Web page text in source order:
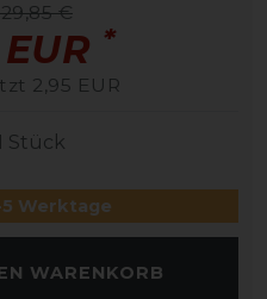
€
*
2,95 EUR
Stück
Werktage
WARENKORB